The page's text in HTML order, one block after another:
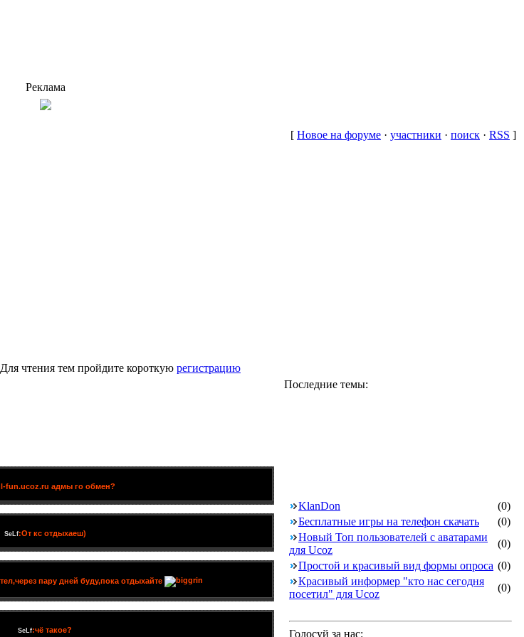
Реклама
[ Новое на форуме · участники · поиск · RSS ]
Для чтения тем пройдите короткую регистрацию
Последние темы:
KlanDon
(0)
Бесплатные игры на телефон скачать
(0)
Новый Топ пользователей с аватарами
для Ucoz
(0)
Простой и красивый вид формы опроса (0)
Красивый информер "кто нас сегодня
посетил" для Ucoz
(0)
Голосуй за нас: